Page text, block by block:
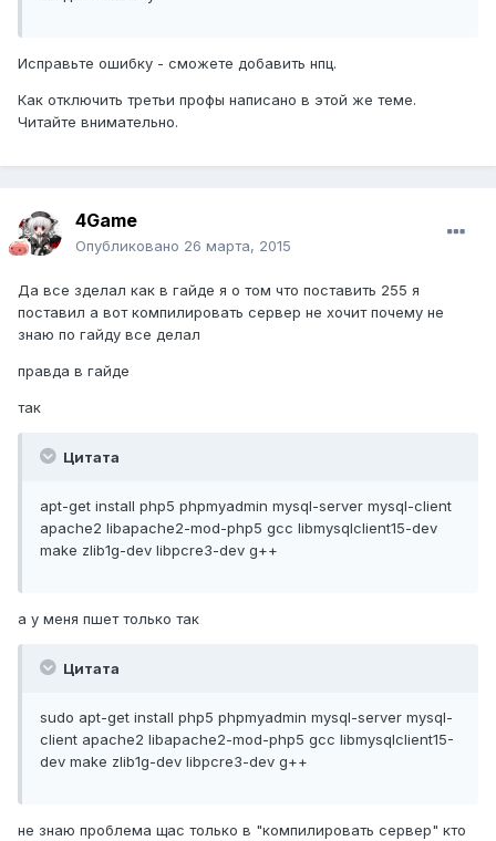
Исправьте ошибку - сможете добавить нпц.
Как отключить третьи профы написано в этой же теме.
Читайте внимательно.
4Game
Опубликовано 26 марта, 2015
Да все зделал как в гайде я о том что поставить 255 я
поставил а вот компилировать сервер не хочит почему не
знаю по гайду все делал
правда в гайде
так
Цитата
apt-get install php5 phpmyadmin mysql-server mysql-client
apache2 libapache2-mod-php5 gcc libmysqlclient15-dev
make zlib1g-dev libpcre3-dev g++
а у меня пшет только так
Цитата
sudo apt-get install php5 phpmyadmin mysql-server mysql-
client apache2 libapache2-mod-php5 gcc libmysqlclient15-
dev make zlib1g-dev libpcre3-dev g++
не знаю проблема щас только в "компилировать сервер" кто